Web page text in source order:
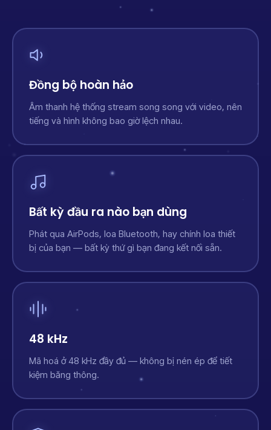
Đồng bộ hoàn hảo
Âm thanh hệ thống stream song song với video, nên
tiếng và hình không bao giờ lệch nhau.
Bất kỳ đầu ra nào bạn dùng
Phát qua AirPods, loa Bluetooth, hay chính loa thiết
bị của bạn — bất kỳ thứ gì bạn đang kết nối sẵn.
48 kHz
Mã hoá ở 48 kHz đầy đủ — không bị nén ép để tiết
kiệm băng thông.